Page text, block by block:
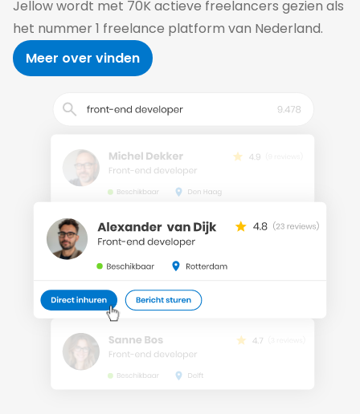
Jellow wordt met 70K actieve freelancers gezien als
het nummer 1 freelance platform van Nederland.
Meer over vinden